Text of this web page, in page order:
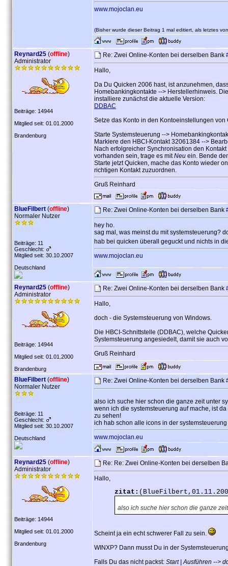
www.mojoclan.eu
(Bisher wurde dieser Beitrag 1 mal editiert, als letztes
Reynard25 (offline)
Administrator
Beiträge: 14944
Mitglied seit: 01.01.2000
Brandenburg
Re: Zwei Online-Konten bei derselben Bank
Hallo,
Da Du Quicken 2006 hast, ist anzunehmen,
Homebankingkontakte --> Herstellerhinweis.
installiere zunächst die aktuelle Version:
DDBAC
Setze das Konto in den Kontoeinstellungen
Starte Systemsteuerung -->
Markiere den HBCI-Kontakt 32061384 -->
Nach erfolgreicher Synchronisation den
vorhanden sein, trage es mitNeu ein. Bende
Starte jetzt Quicken, mache das Konto wieder
richtigen Kontakt zuzuordnen.
Gruß Reinhard
BlueFilbert (offline)
Normaler Nutzer
Beiträge: 11
Geschlecht:
Mitglied seit: 30.10.2007
Deutschland
Re: Zwei Online-Konten bei derselben Bank
hey ho.
sag mal, was meinst du mit systemsteuerung?
hab bei quicken überall geguckt und nichts in
www.mojoclan.eu
Reynard25 (offline)
Administrator
Beiträge: 14944
Mitglied seit: 01.01.2000
Brandenburg
Re: Zwei Online-Konten bei derselben Bank
Hallo,
doch - die Systemsteuerung von Windows.
Die HBCI-Schnittstelle (DDBAC), welche
Systemsteuerung angesiedelt, damit sie auch
Gruß Reinhard
BlueFilbert (offline)
Normaler Nutzer
Beiträge: 11
Geschlecht:
Mitglied seit: 30.10.2007
Deutschland
Re: Zwei Online-Konten bei derselben Bank
also ich suche hier schon die ganze zeit unter
wenn ich die systemsteuerung auf mache, ist
zu sehen!
ich hab schon alle icons in der
www.mojoclan.eu
Reynard25 (offline)
Administrator
Beiträge: 14944
Mitglied seit: 01.01.2000
Brandenburg
Re: Re: Zwei Online-Konten bei derselben
Hallo,
zitat:
also ich suche hier schon die ganze
Scheint ja ein echt schwerer Fall zu sein.
WINXP? Dann musst Du in der
Falls Du das nicht packst: Start | Ausführen -->